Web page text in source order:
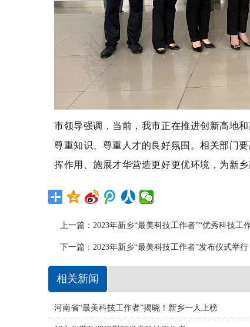
市领导强调，当前，我市正在推进创新高地
尊重知识、尊重人才的良好氛围。相关部门
挥作用、施展才华营造更好更优环境，为新乡
上一篇： 2023年新乡“最美科技工作者”“优秀科技工
下一篇： 2023年新乡“最美科技工作者”发布仪式举行
相关新闻
河南省“最美科技工作者”揭晓！新乡一人上榜